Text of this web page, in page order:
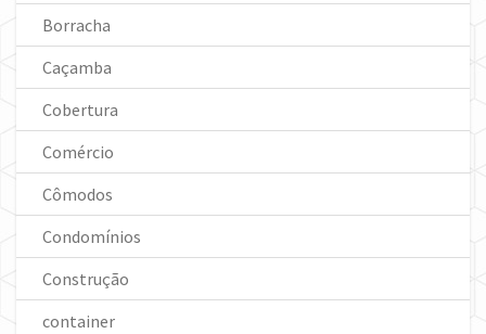
Borracha
Caçamba
Cobertura
Comércio
Cômodos
Condomínios
Construção
container